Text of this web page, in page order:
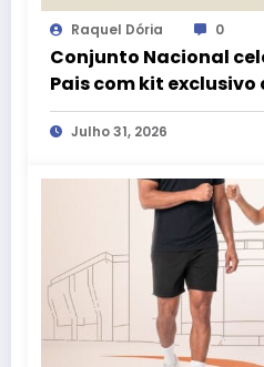
Raquel Dória 0
Conjunto Nacional
Pais com kit exclusivo
no aplicativo aMais
Julho 31, 2026